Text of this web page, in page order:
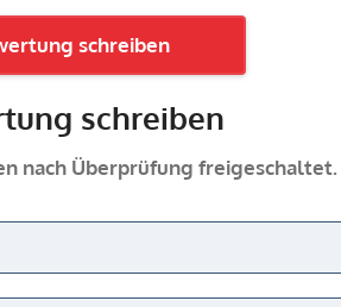
schreiben
schreiben
nach Überprüfung freigeschaltet.